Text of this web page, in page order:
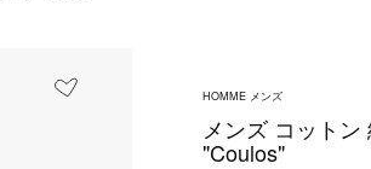
HOMME メンズ
メンズ コット
"Coulos"